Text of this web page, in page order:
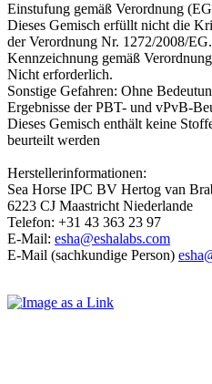
Einstufung gemäß Verordnung
Dieses Gemisch erfüllt nicht die
der Verordnung Nr. 1272/2008/EG.
Kennzeichnung gemäß
Nicht erforderlich.
Sonstige Gefahren: Ohne
Ergebnisse der PBT- und vPvB-
Dieses Gemisch enthält keine
beurteilt werden
Herstellerinformationen:
Sea Horse IPC BV Hertog van
6223 CJ Maastricht Niederlande
Telefon: +31 43 363 23 97
E-Mail: esha@eshalabs.com
E-Mail (sachkundige Person)